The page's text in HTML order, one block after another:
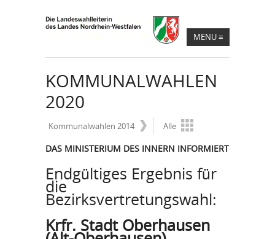
MENU≡
KOMMUNALWAHLEN
2020
Kommunalwahlen 2014 Alle
DAS MINISTERIUM DES INNERN INFORMIERT
Endgültiges Ergebnis für
die
Bezirksvertretungswahl:
Krfr. Stadt Oberhausen